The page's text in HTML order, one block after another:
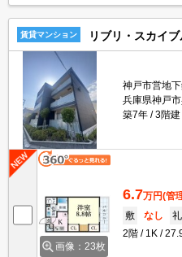
賃貸マンション リブリ・スカイ
神戸市営地
兵庫県神戸
築7年
3階建
画像：23枚
6.7万円(管
敷
なし 礼
2階
1K